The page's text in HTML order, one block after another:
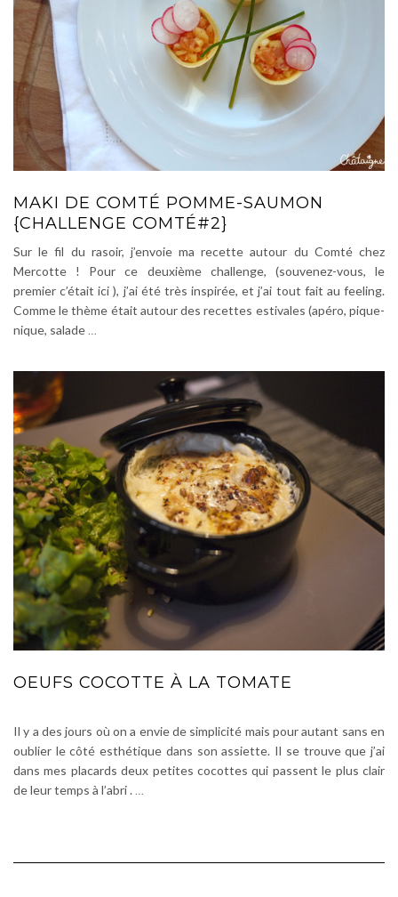
MAKI DE COMTÉ POMME-SAUMON
{CHALLENGE COMTÉ#2}
Sur le fil du rasoir, j’envoie ma recette autour du Comté chez
Mercotte ! Pour ce deuxième challenge, (souvenez-vous, le
premier c’était ici ), j’ai été très inspirée, et j’ai tout fait au feeling.
Comme le thème était autour des recettes estivales (apéro, pique-
nique, salade …
OEUFS COCOTTE À LA TOMATE
Il y a des jours où on a envie de simplicité mais pour autant sans en
oublier le côté esthétique dans son assiette. Il se trouve que j’ai
dans mes placards deux petites cocottes qui passent le plus clair
de leur temps à l’abri . …